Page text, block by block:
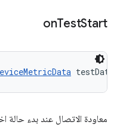
onTestStart
معاودة الاتصال عند بدء حالة